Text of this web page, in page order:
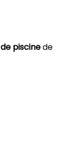
piscinede